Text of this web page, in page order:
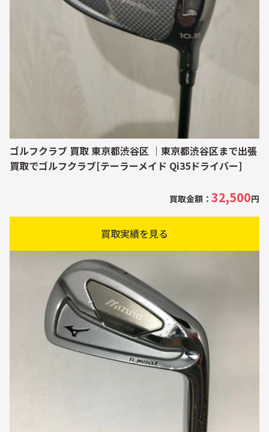
ゴルフクラブ 買取 東京都渋谷区 ｜東京都渋谷区まで出張
買取でゴルフクラブ[テーラーメイド Qi35ドライバー]
買取金額： 32,500円
買取実績を見る